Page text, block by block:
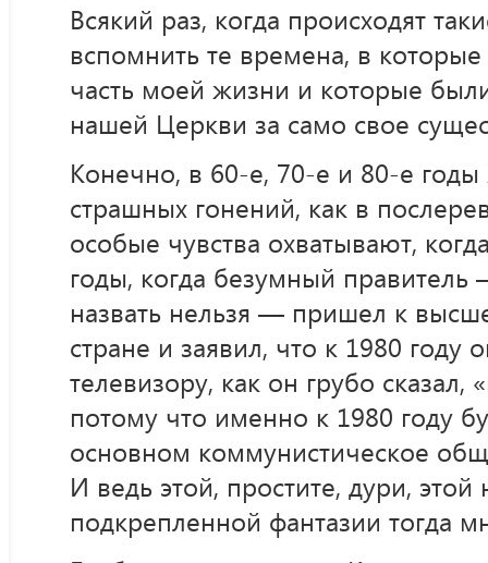
Всякий раз, когда происходят
вспомнить те времена, в
часть моей жизни и которые
нашей Церкви за само свое
Конечно, в 60-е, 70-е и 80-е годы
страшных гонений, как в
особые чувства охватывают,
годы, когда безумный правитель
назвать нельзя — пришел к
стране и заявил, что к 1980 году
телевизору, как он грубо
потому что именно к 1980 году
основном коммунистическое
И ведь этой, простите, дури,
подкрепленной фантазии тогда